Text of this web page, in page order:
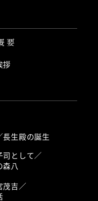
要
拶
長生殿の誕生
司として／
森八
茂吉／